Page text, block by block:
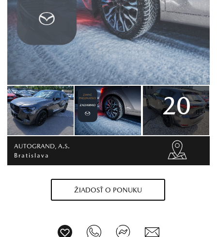
20
AUTOGRAND, A.S.
Bratislava
ŽIADOSŤ O PONUKU